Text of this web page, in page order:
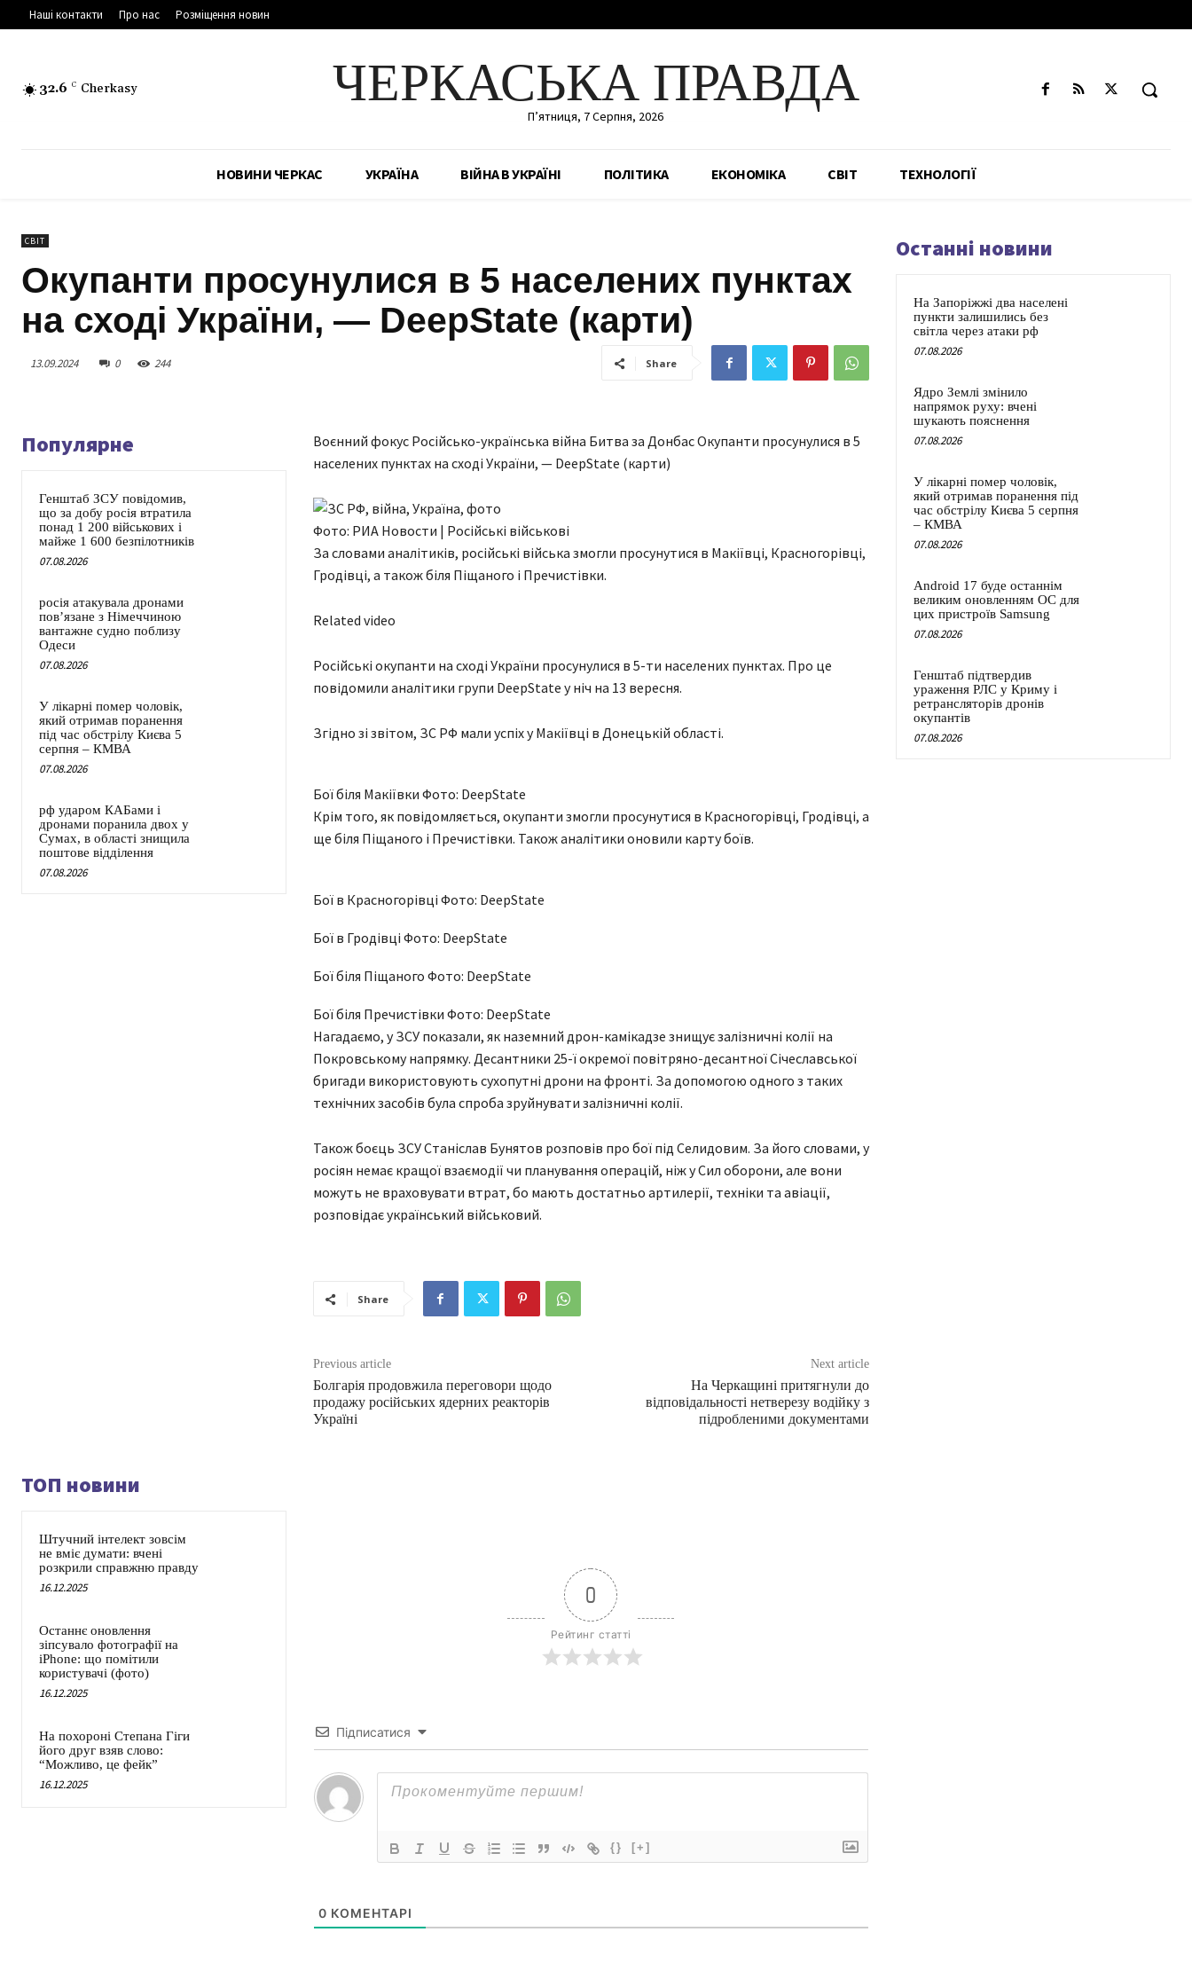
Наші контакти Про нас Розміщення новин
32.6 C Cherkasy ЧЕРКАСЬКА ПРАВДА
П’ятниця, 7 Серпня, 2026
НОВИНИ ЧЕРКАС УКРАЇНА ВІЙНА В УКРАЇНІ ПОЛІТИКА ЕКОНОМІКА СВІТ ТЕХНОЛОГІЇ
СВІТ
Окупанти просунулися в 5 населених пунктах
на сході України, — DeepState (карти)
13.09.2024 0 244 Share
Популярне
Генштаб ЗСУ повідомив,
що за добу росія втратила
понад 1 200 військових і
майже 1 600 безпілотників
07.08.2026
росія атакувала дронами
пов’язане з Німеччиною
вантажне судно поблизу
Одеси
07.08.2026
У лікарні помер чоловік,
який отримав поранення
під час обстрілу Києва 5
серпня – КМВА
07.08.2026
рф ударом КАБами і
дронами поранила двох у
Сумах, в області знищила
поштове відділення
07.08.2026
Воєнний фокус Російсько-українська війна Битва за Донбас Окупанти просунулися в 5
населених пунктах на сході України, — DeepState (карти)
Фото: РИА Новости | Російські військові
За словами аналітиків, російські війська змогли просунутися в Макіївці, Красногорівці,
Гродівці, а також біля Піщаного і Пречистівки.
Related video
Російські окупанти на сході України просунулися в 5-ти населених пунктах. Про це
повідомили аналітики групи DeepState у ніч на 13 вересня.
Згідно зі звітом, ЗС РФ мали успіх у Макіївці в Донецькій області.
Бої біля Макіївки Фото: DeepState
Крім того, як повідомляється, окупанти змогли просунутися в Красногорівці, Гродівці, а
ще біля Піщаного і Пречистівки. Також аналітики оновили карту боїв.
Бої в Красногорівці Фото: DeepState
Бої в Гродівці Фото: DeepState
Бої біля Піщаного Фото: DeepState
Бої біля Пречистівки Фото: DeepState
Нагадаємо, у ЗСУ показали, як наземний дрон-камікадзе знищує залізничні колії на
Покровському напрямку. Десантники 25-ї окремої повітряно-десантної Січеславської
бригади використовують сухопутні дрони на фронті. За допомогою одного з таких
технічних засобів була спроба зруйнувати залізничні колії.
Також боєць ЗСУ Станіслав Бунятов розповів про бої під Селидовим. За його словами, у
росіян немає кращої взаємодії чи планування операцій, ніж у Сил оборони, але вони
можуть не враховувати втрат, бо мають достатньо артилерії, техніки та авіації,
розповідає український військовий.
Share
Previous article
Болгарія продовжила переговори щодо
продажу російських ядерних реакторів
Україні
Next article
На Черкащині притягнули до
відповідальності нетверезу водійку з
підробленими документами
ТОП новини
Штучний інтелект зовсім
не вміє думати: вчені
розкрили справжню правду
16.12.2025
Останнє оновлення
зіпсувало фотографії на
iPhone: що помітили
користувачі (фото)
16.12.2025
На похороні Степана Гіги
його друг взяв слово:
“Можливо, це фейк”
16.12.2025
0
Рейтинг статті
Підписатися
{} [+]
0 КОМЕНТАРІ
Останні новини
На Запоріжжі два населені
пункти залишились без
світла через атаки рф
07.08.2026
Ядро Землі змінило
напрямок руху: вчені
шукають пояснення
07.08.2026
У лікарні помер чоловік,
який отримав поранення під
час обстрілу Києва 5 серпня
– КМВА
07.08.2026
Android 17 буде останнім
великим оновленням ОС для
цих пристроїв Samsung
07.08.2026
Генштаб підтвердив
ураження РЛС у Криму і
ретрансляторів дронів
окупантів
07.08.2026